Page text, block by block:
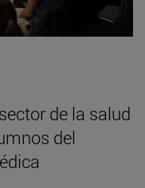
de la salud
del